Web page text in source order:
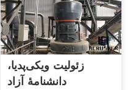
زئولیت ویکی‌پدیا،
دانشنامهٔ آزاد